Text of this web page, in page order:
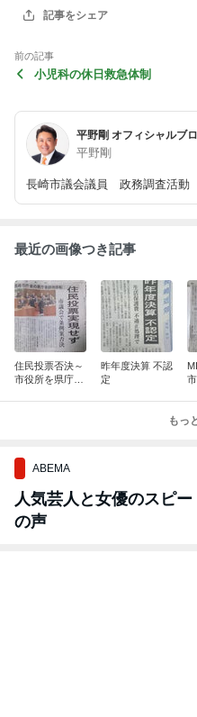
記事をシェア
前の記事
小児科の休日救急体制
平野剛 オフィシャルブ
平野剛
長崎市議会議員 政務調査活動
最近の画像つき記事
住民投票否決～
市役所を県庁跡
昨年度決算 不認
定
もっ
ABEMA
人気芸人と女優のスピ
の声